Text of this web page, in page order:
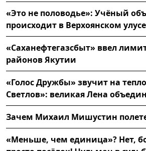
«Это не половодье»: Учёный
происходит в Верхоянском улусе
«Саханефтегазсбыт» ввел
районов Якутии
«Голос Дружбы» звучит на
Светлов»: великая Лена
Зачем Михаил Мишустин
«Меньше, чем единица»? Нет,